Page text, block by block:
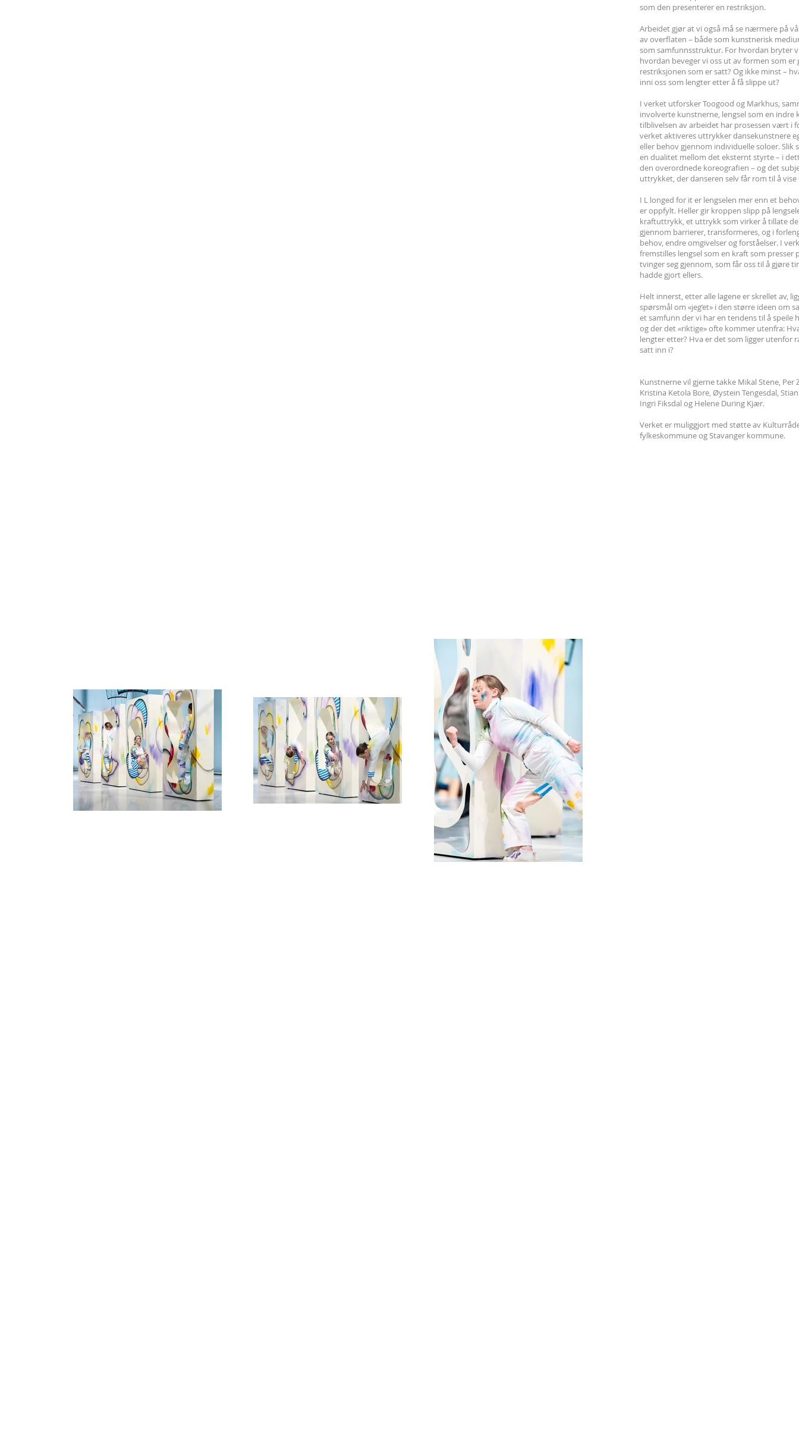
som den presenterer en restriksjon.
Arbeidet gjør at vi også må se nærmere på
av overflaten – både som kunstnerisk
som samfunnsstruktur. For hvordan bryter
hvordan beveger vi oss ut av formen som er
restriksjonen som er satt? Og ikke minst –
inni oss som lengter etter å få slippe ut?
I verket utforsker Toogood og Markhus,
involverte kunstnerne, lengsel som en indre
tilblivelsen av arbeidet har prosessen vært i
verket aktiveres uttrykker dansekunstnere
eller behov gjennom individuelle soloer. Slik
en dualitet mellom det eksternt styrte – i
den overordnede koreografien – og det
uttrykket, der danseren selv får rom til å
I L longed for it er lengselen mer enn et
er oppfylt. Heller gir kroppen slipp på
kraftuttrykk, et uttrykk som virker å tillate
gjennom barrierer, transformeres, og i
behov, endre omgivelser og forståelser. I
fremstilles lengsel som en kraft som presser
tvinger seg gjennom, som får oss til å gjøre
hadde gjort ellers.
Helt innerst, etter alle lagene er skrellet av,
spørsmål om «jeg’et» i den større ideen om
et samfunn der vi har en tendens til å speile
og der det «riktige» ofte kommer utenfra:
lengter etter? Hva er det som ligger utenfor
satt inn i?
Kunstnerne vil gjerne takke Mikal Stene, Per
Kristina Ketola Bore, Øystein Tengesdal,
Ingri Fiksdal og Helene During Kjær.
Verket er muliggjort med støtte av
fylkeskommune og Stavanger kommune.